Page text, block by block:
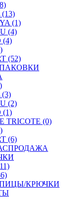
(1)
(4)
(4)
(52)
УПАКОВКИ
(2)
(1)
TRICOTE (0)
(6)
СПИЦЫ/КРЮЧКИ